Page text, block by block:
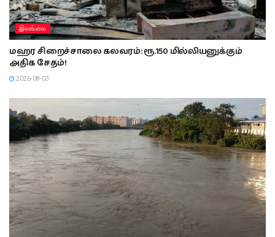
இலங்கை
மஹர சிறைச்சாலை கலவரம்: ரூ.150 மில்லியனுக்கும்
அதிக சேதம்!
2026-08-03